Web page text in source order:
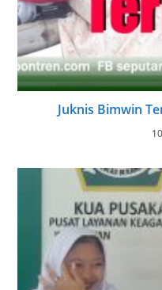
Juknis Bimwin